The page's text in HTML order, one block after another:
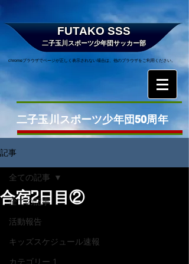
FUTAKO SSS
二子玉川スポーツ少年団サッカー部
chromeブラウザでページが正しく表示されない場合は、他のブラウザをご利用ください。
二子玉川スポーツ少年団50周年
記事
全ての記事
活動報告
キッズスケジュール速報
カテゴリー 1
全ての記事
合宿2日目②